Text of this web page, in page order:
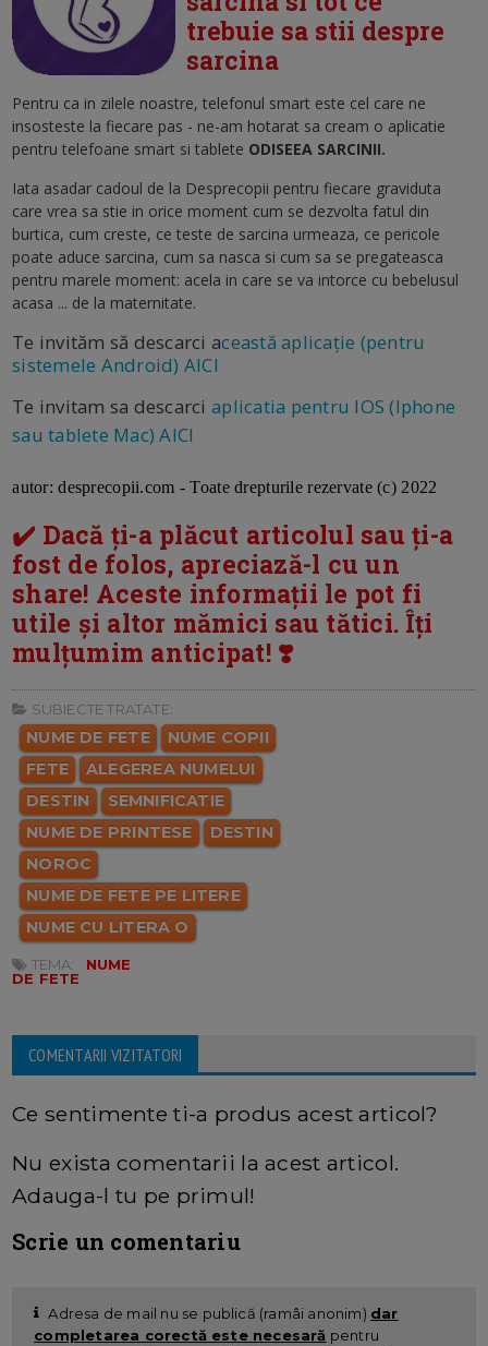
trebuie sa stii despre
sarcina
Pentru ca in zilele noastre, telefonul smart este cel care ne
insosteste la fiecare pas - ne-am hotarat sa cream o aplicatie
pentru telefoane smart si tablete ODISEEA SARCINII.
Iata asadar cadoul de la Desprecopii pentru fiecare graviduta
care vrea sa stie in orice moment cum se dezvolta fatul din
burtica, cum creste, ce teste de sarcina urmeaza, ce pericole
poate aduce sarcina, cum sa nasca si cum sa se pregateasca
pentru marele moment: acela in care se va intorce cu bebelusul
acasa ... de la maternitate.
Te invităm să descarci această aplicație (pentru
sistemele Android) AICI
Te invitam sa descarci aplicatia pentru IOS (Iphone
sau tablete Mac) AICI
autor: desprecopii.com - Toate drepturile rezervate (c) 2022
✔️ Dacă ți-a plăcut articolul sau ți-a
fost de folos, apreciază-l cu un
share! Aceste informații le pot fi
utile și altor mămici sau tătici. Îți
mulțumim anticipat! ❣️
SUBIECTE TRATATE:
NUME DE FETE
NUME COPII
FETE
ALEGEREA NUMELUI
DESTIN
SEMNIFICATIE
NUME DE PRINTESE
DESTIN
NOROC
NUME DE FETE PE LITERE
NUME CU LITERA O
TEMA:
NUME
DE FETE
COMENTARII VIZITATORI
Ce sentimente ti-a produs acest articol?
Nu exista comentarii la acest articol.
Adauga-l tu pe primul!
Scrie un comentariu
Adresa de mail nu se publică (ramâi anonim) dar
completarea corectă este necesară pentru